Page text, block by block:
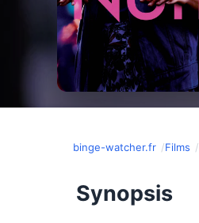
binge-watcher.fr Films
Synopsis